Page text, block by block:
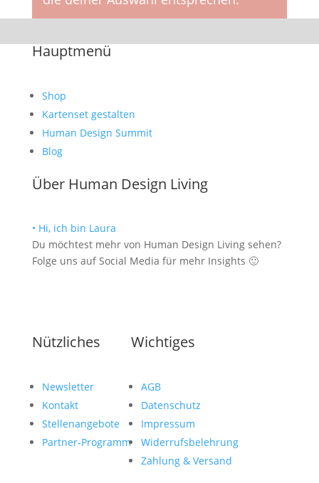
Hauptmenü
Shop
Kartenset gestalten
Human Design Summit
Blog
Über Human Design Living
• Hi, ich bin Laura
Du möchtest mehr von Human Design Living sehen?
Folge uns auf Social Media für mehr Insights 🙂
Nützliches
Newsletter
Kontakt
Stellenangebote
Partner-Programm
Wichtiges
AGB
Datenschutz
Impressum
Widerrufsbelehrung
Zahlung & Versand